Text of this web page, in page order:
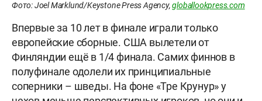
Фото: Joel Marklund/Keystone Press Agency,globallookpress.com
Впервые за 10 лет в финале играли только
европейские сборные. США вылетели от
Финляндии ещё в 1/4 финала. Самих финнов в
полуфинале одолели их принципиальные
соперники – шведы. На фоне «Тре Крунур» у